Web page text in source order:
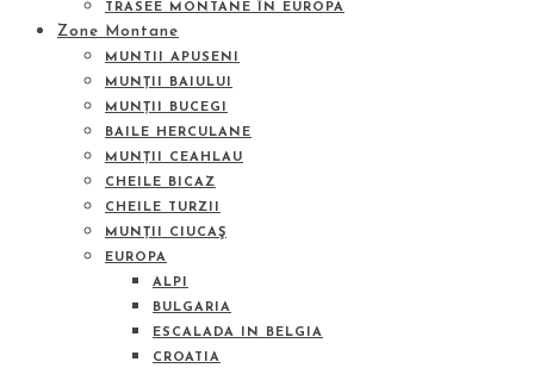
TRASEE MONTANE ÎN EUROPA
Zone Montane
MUNTII APUSENI
MUNȚII BAIULUI
MUNȚII BUCEGI
BAILE HERCULANE
MUNȚII CEAHLAU
CHEILE BICAZ
CHEILE TURZII
MUNȚII CIUCAŞ
EUROPA
ALPI
BULGARIA
ESCALADA IN BELGIA
CROATIA